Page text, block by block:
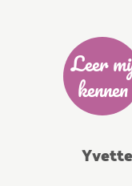
Leer
kennen